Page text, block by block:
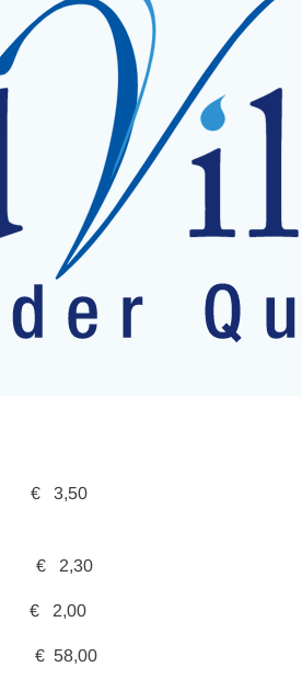
€ 2,30